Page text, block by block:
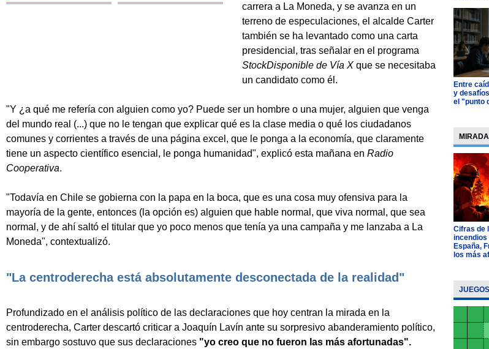
carrera a La Moneda, y se avanza en un
terreno de especulaciones, el alcalde Carter
también se ha levantado como una carta
presidencial, tras señalar en el programa
StockDisponible de Vía Xque se necesitaba
un candidato como él.
"Y ¿a qué me refería con alguien como yo? Puede ser un hombre o una mujer, alguien que venga
del mundo real (...) que no le tengan que explicar qué es la clase media o qué los ciudadanos
comunes y corrientes a través de una página excel, que le ponga a la economía, que claramente
tiene un aspecto científico esencial, le ponga humanidad", explicó esta mañana en Radio
Cooperativa.
"Todavía en Chile se gobierna con la papa en la boca, que es una cosa muy ofensiva para la
mayoría de la gente, entonces (la opción es) alguien que hable normal, que viva normal, que sea
normal, y de ahí saltó el titular que yo poco menos que tenía ya una campaña y me lanzaba a La
Moneda", contextualizó.
"La centroderecha está absolutamente desconectada de la realidad"
Profundizado en el análisis político de las declaraciones que hoy centran la mirada en la
centroderecha, Carter descartó criticar a Joaquín Lavín ante su sorpresivo abanderamiento político,
sin embargo sostuvo que sus declaraciones "yo creo que no fueron las más afortunadas".
Entre
y
el "punto
Cifras de
incendios
España,
los más
JUEGOS